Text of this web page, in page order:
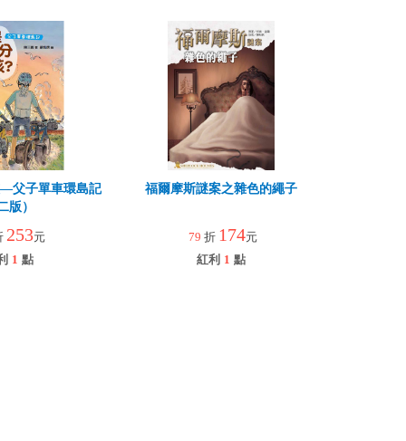
父子單車環島記
版）
253元
1 點
福爾摩斯謎案之雜色的繩子
79 折 174元
紅利 1 點